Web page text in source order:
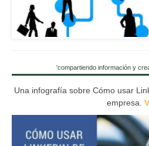
'compartiendo información y
Una infografía sobre Cómo usar
empresa.